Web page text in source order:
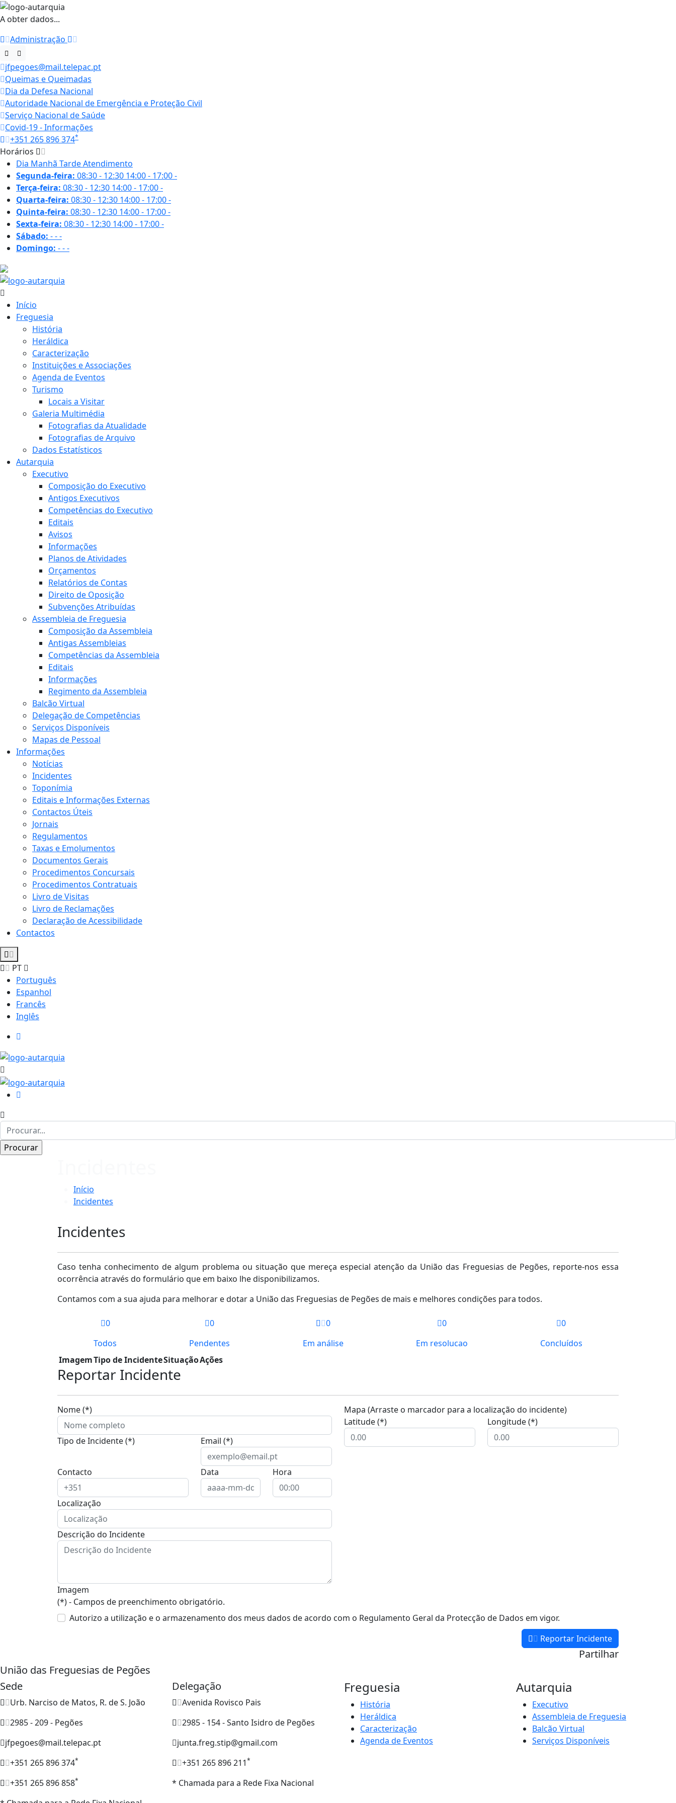
A obter dados...
Administração
jfpegoes@mail.telepac.pt
Queimas e Queimadas
Dia da Defesa Nacional
Autoridade Nacional de Emergência e Proteção Civil
Serviço Nacional de Saúde
Covid-19 - Informações
+351 265 896 374*
Horários
Dia Manhã TardeAtendimento
Segunda-feira: 08:30 - 12:30 14:00 - 17:00-
Terça-feira: 08:30 - 12:30 14:00 - 17:00-
Quarta-feira: 08:30 - 12:30 14:00 - 17:00-
Quinta-feira: 08:30 - 12:30 14:00 - 17:00-
Sexta-feira: 08:30 - 12:30 14:00 - 17:00-
Sábado: ---
Domingo: ---
Início
Freguesia
História
Heráldica
Caracterização
Instituições e Associações
Agenda de Eventos
Turismo
Locais a Visitar
Galeria Multimédia
Fotografias da Atualidade
Fotografias de Arquivo
Dados Estatísticos
Autarquia
Executivo
Composição do Executivo
Antigos Executivos
Competências do Executivo
Editais
Avisos
Informações
Planos de Atividades
Orçamentos
Relatórios de Contas
Direito de Oposição
Subvenções Atribuídas
Assembleia de Freguesia
Composição da Assembleia
Antigas Assembleias
Competências da Assembleia
Editais
Informações
Regimento da Assembleia
Balcão Virtual
Delegação de Competências
Serviços Disponíveis
Mapas de Pessoal
Informações
Notícias
Incidentes
Toponímia
Editais e Informações Externas
Contactos Úteis
Jornais
Regulamentos
Taxas e Emolumentos
Documentos Gerais
Procedimentos Concursais
Procedimentos Contratuais
Livro de Visitas
Livro de Reclamações
Declaração de Acessibilidade
Contactos
PT
Português
Espanhol
Francês
Inglês
Início
Incidentes
Incidentes
Caso tenha conhecimento de algum problema ou situação que mereça especial atenção da União das Freguesias de Pegões, reporte-nos essa
ocorrência através do formulário que em baixo lhe disponibilizamos.
Contamos com a sua ajuda para melhorar e dotar a União das Freguesias de Pegões de mais e melhores condições para todos.
0
Todos
0
Pendentes
0
Em análise
0
Em resolucao
0
Concluídos
ImagemTipo de IncidenteSituaçãoAções
Reportar Incidente
Nome (*)
Tipo de Incidente (*) Email (*)
Contacto Data Hora
Localização
Descrição do Incidente
Imagem
Mapa (Arraste o marcador para a localização do incidente)
Latitude (*)
Longitude (*)
(*) - Campos de preenchimento obrigatório.
Autorizo a utilização e o armazenamento dos meus dados de acordo com o Regulamento Geral da Protecção de Dados em vigor.
Reportar Incidente
Partilhar
União das Freguesias de Pegões
Sede
Urb. Narciso de Matos, R. de S. João
2985 - 209 - Pegões
jfpegoes@mail.telepac.pt
+351 265 896 374*
+351 265 896 858*
Delegação
Avenida Rovisco Pais
2985 - 154 - Santo Isidro de Pegões
junta.freg.stip@gmail.com
+351 265 896 211*
* Chamada para a Rede Fixa Nacional
Freguesia
História
Heráldica
Caracterização
Agenda de Eventos
Autarquia
Executivo
Assembleia de Freguesia
Balcão Virtual
Serviços Disponíveis